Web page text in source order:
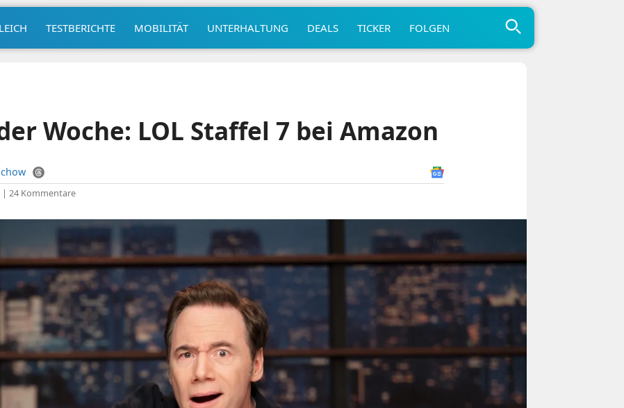
TESTBERICHTE MOBILITÄT UNTERHALTUNG DEALS TICKER FOLGEN
Woche: LOL Staffel 7 bei Amazon
| 24 Kommentare